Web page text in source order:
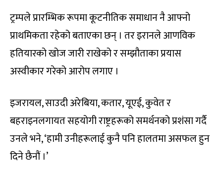
ट्रम्पले प्रारम्भिक रूपमा कूटनीतिक समाधान नै आफ्नो
प्राथमिकता रहेको बताएका छन् । तर इरानले आणविक
हतियारको खोज जारी राखेको र सम्झौताका प्रयास
अस्वीकार गरेको आरोप लगाए ।
इजरायल, साउदी अरेबिया, कतार, यूएई, कुवेत र
बहराइनलगायत सहयोगी राष्ट्रहरूको समर्थनको प्रशंसा गर्दै
उनले भने, ‘हामी उनीहरूलाई कुनै पनि हालतमा असफल हुन
दिने छैनौं ।’